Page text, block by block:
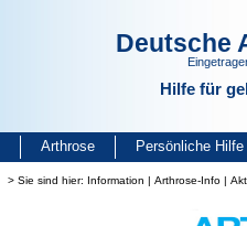
Deutsche
Hilfe für
Arthrose Persönliche Hilfe
> Sie sind hier: Information | Arthrose-Info |